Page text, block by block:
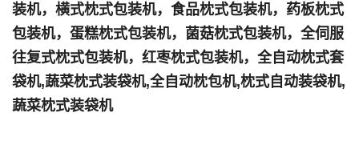
装机，横式枕式包装机，食品枕式包装机，药板枕式
包装机，蛋糕枕式包装机，菌菇枕式包装机，全伺服
往复式枕式包装机，红枣枕式包装机，全自动枕式套
袋机,蔬菜枕式装袋机,全自动枕包机,枕式自动装袋机,
蔬菜枕式装袋机